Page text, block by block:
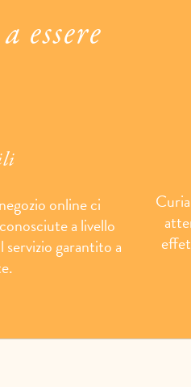
essere
online ci
a livello
servizio garantito a